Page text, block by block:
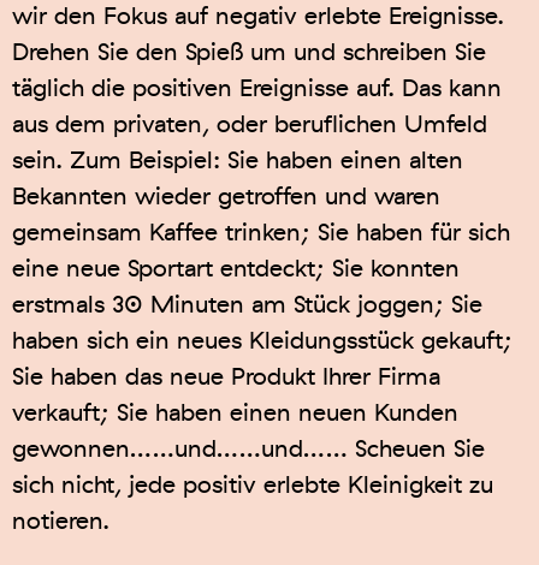
wir den Fokus auf negativ erlebte Ereignisse.
Drehen Sie den Spieß um und schreiben Sie
täglich die positiven Ereignisse auf. Das kann
aus dem privaten, oder beruflichen Umfeld
sein. Zum Beispiel: Sie haben einen alten
Bekannten wieder getroffen und waren
gemeinsam Kaffee trinken; Sie haben für sich
eine neue Sportart entdeckt; Sie konnten
erstmals 30 Minuten am Stück joggen; Sie
haben sich ein neues Kleidungsstück gekauft;
Sie haben das neue Produkt Ihrer Firma
verkauft; Sie haben einen neuen Kunden
gewonnen……und……und…… Scheuen Sie
sich nicht, jede positiv erlebte Kleinigkeit zu
notieren.